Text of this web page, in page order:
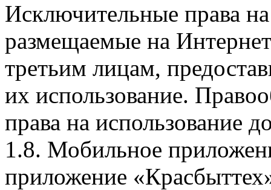
Исключительные права
размещаемые на
третьим лицам,
их использование.
права на использование
1.8. Мобильное
приложение